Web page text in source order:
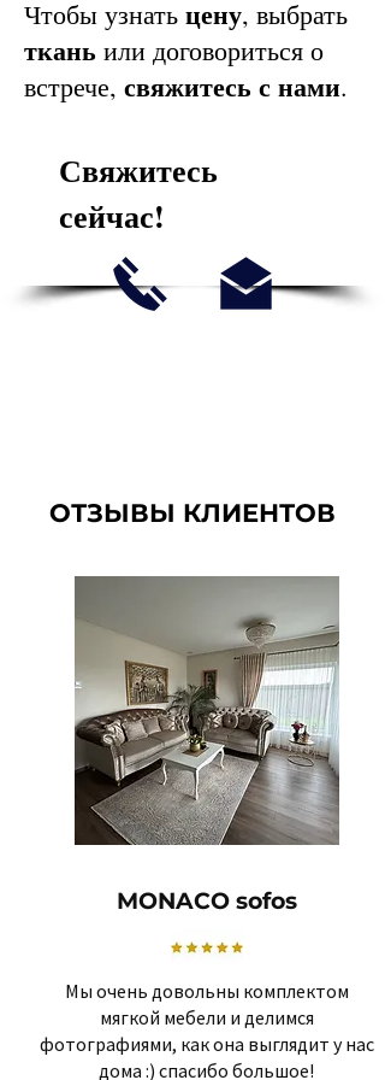
Чтобы узнать цену, выбрать
ткань или договориться о
встрече, свяжитесь с нами.
Свяжитесь
сейчас!
ОТЗЫВЫ КЛИЕНТОВ
MONACO sofos
Мы очень довольны комплектом
мягкой мебели и делимся
фотографиями, как она выглядит у нас
дома :) спасибо большое!